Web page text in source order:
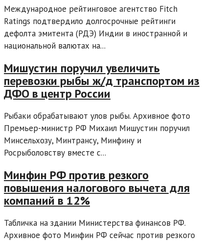
Международное рейтинговое агентство Fitch
Ratings подтвердило долгосрочные рейтинги
дефолта эмитента (РДЭ) Индии в иностранной и
национальной валютах на...
Мишустин поручил увеличить
перевозки рыбы ж/д транспортом из
ДФО в центр России
Рыбаки обрабатывают улов рыбы. Архивное фото
Премьер-министр РФ Михаил Мишустин поручил
Минсельхозу, Минтрансу, Минфину и
Росрыболовству вместе с...
Минфин РФ против резкого
повышения налогового вычета для
компаний в 12%
Табличка на здании Министерства финансов РФ.
Архивное фото Минфин РФ сейчас против резкого